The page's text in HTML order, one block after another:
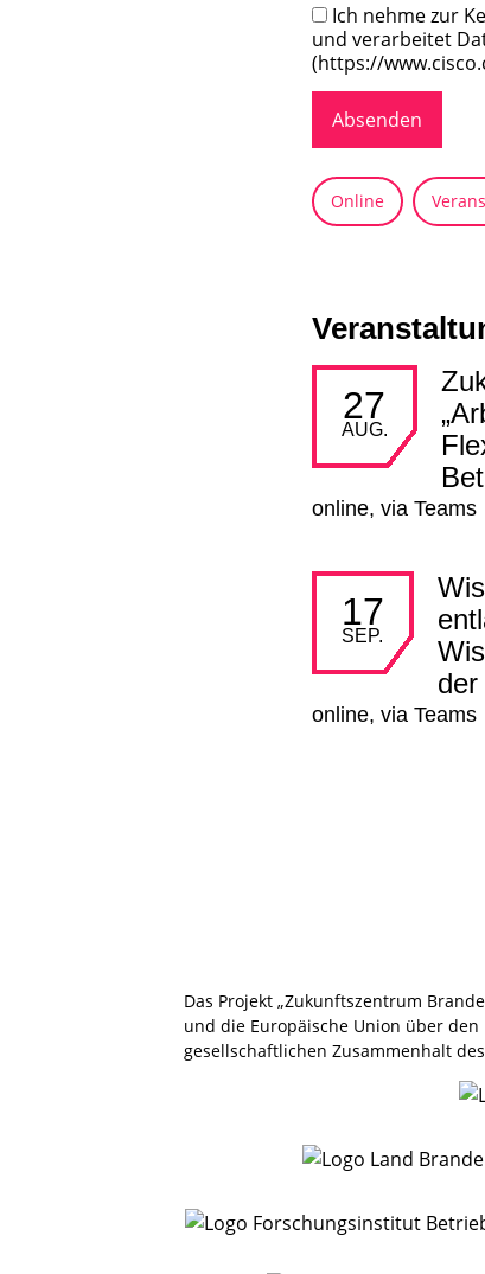
Ich nehme zur
und verarbeitet
(https://
Absenden
Online
27
AUG.
online, via Teams
17
SEP.
online, via Teams
Das Projekt „Zukunftszentrum
und die Europäische Union über den
gesellschaftlichen Zusammenhalt